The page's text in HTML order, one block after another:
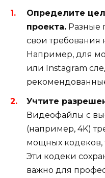
Определите
проекта. Разные
свои требования
Например, для
или Instagram
Учтите
Видеофайлы с
(например, 4K)
мощных кодеков,
Эти кодеки
важно для